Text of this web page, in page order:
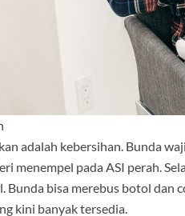
adalah kebersihan. Bunda
menempel pada ASI perah.
Bunda bisa merebus botol dan
kini banyak tersedia.